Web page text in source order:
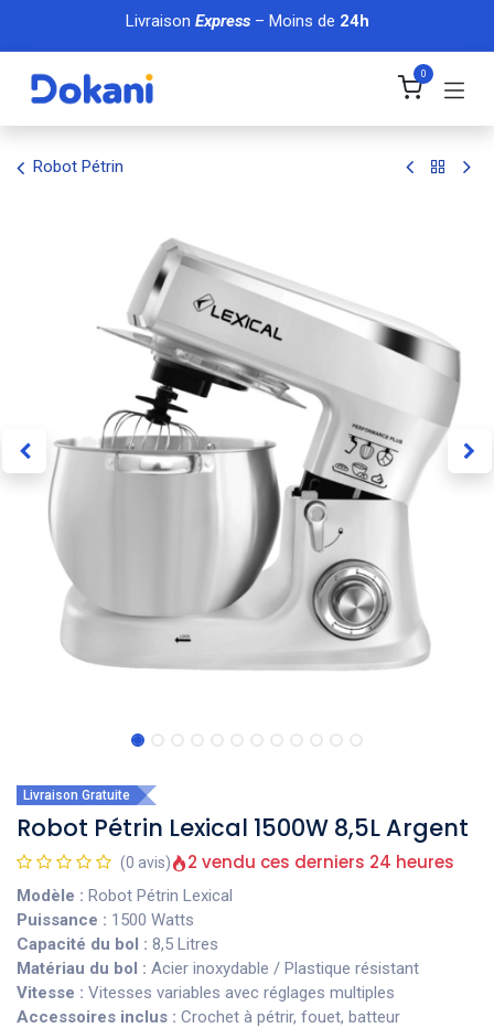
Se rendre au contenu
Livraison Express– Moins de 24h
0
Robot Pétrin
Livraison Gratuite
Robot Pétrin Lexical 1500W 8,5L Argent
(0 avis) 2 vendu ces derniers 24 heures
Modèle : Robot Pétrin Lexical
Puissance : 1500 Watts
Capacité du bol : 8,5 Litres
Matériau du bol : Acier inoxydable / Plastique résistant
Vitesse : Vitesses variables avec réglages multiples
Accessoires inclus : Crochet à pétrir, fouet, batteur